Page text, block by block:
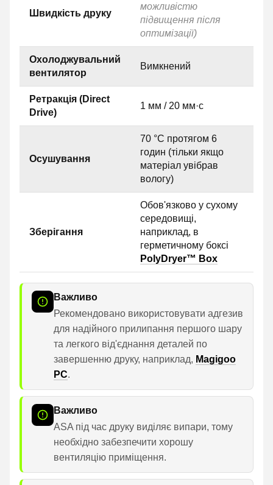
Швидкість друку
можливістю
підвищення після
оптимізації)
Охолоджувальний
вентилятор
Вимкнений
Ретракція (Direct
Drive)
1 мм / 20 мм·с
Осушування
70 °C протягом 6
годин (тільки якщо
матеріал увібрав
вологу)
Зберігання
Обов'язково у сухому
середовищі,
наприклад, в
герметичному боксі
PolyDryer™ Box
Важливо
Рекомендовано використовувати адгезив
для надійного прилипання першого шару
та легкого від'єднання деталей по
завершенню друку, наприклад, Magigoo
PC.
Важливо
ASA під час друку виділяє випари, тому
необхідно забезпечити хорошу
вентиляцію приміщення.